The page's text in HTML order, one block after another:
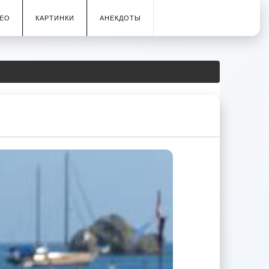
КАРТИНКИ АНЕКДОТЫ